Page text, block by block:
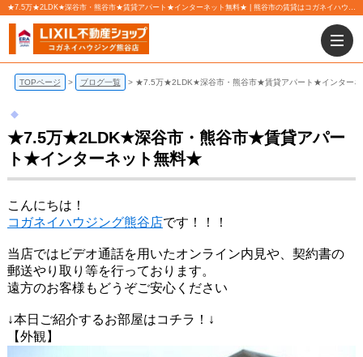
★7.5万★2LDK★深谷市・熊谷市★賃貸アパート★インターネット無料★ | 熊谷市の賃貸はコガネイハウジング株式会社 熊谷店にお任せ下さい！
TOPページ ブログ一覧 ★7.5万★2LDK★深谷市・熊谷市★賃貸アパート★インター
★7.5万★2LDK★深谷市・熊谷市★賃貸アパー
ト★インターネット無料★
こんにちは！
コガネイハウジング熊谷店です！！！
当店ではビデオ通話を用いたオンライン内見や、契約書の
郵送やり取り等を行っております。
遠方のお客様もどうぞご安心ください
↓本日ご紹介するお部屋はコチラ！↓
【外観】